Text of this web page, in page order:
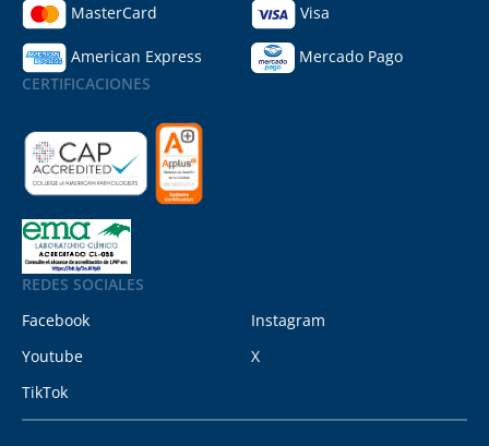
MasterCard
Visa
American Express
Mercado Pago
CERTIFICACIONES
REDES SOCIALES
Facebook
Instagram
Youtube
X
TikTok